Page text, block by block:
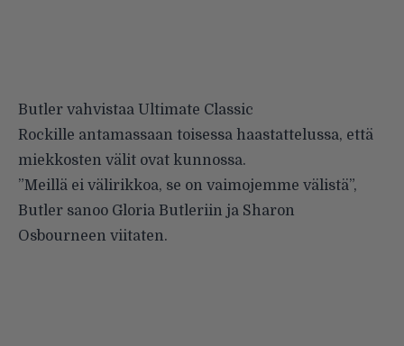
Butler vahvistaa Ultimate Classic
Rockille antamassaan toisessa haastattelussa, että
miekkosten välit ovat kunnossa.
”Meillä ei välirikkoa, se on vaimojemme välistä”,
Butler sanoo Gloria Butleriin ja Sharon
Osbourneen viitaten.